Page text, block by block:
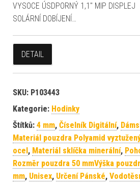
VYSOCE ÚSDPORNÝ 1,1″ MIP DISPLEJ
SOLÁRNÍ DOBÍJENÍ…
DETAIL
SKU: P103443
Kategorie: Hodinky
Štítků: 4 mm, Číselník Digitální,
Materiál pouzdra Polyamid
ocel, Materiál sklíčka minerální,
Rozměr pouzdra 50 mmVýška
mm, Unisex, Určení Pánské,